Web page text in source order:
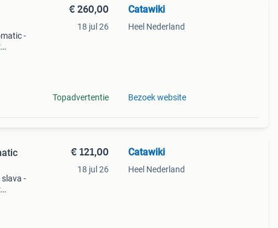
-
€ 260,00
18 jul 26
Topadvertentie
Catawiki
Heel Nederland
Bezoek website
-
€ 121,00
18 jul 26
Catawiki
Heel Nederland